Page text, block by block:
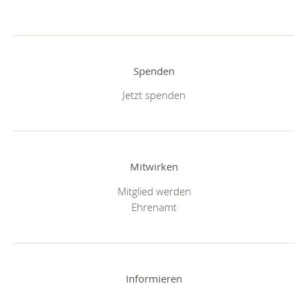
Spenden
Jetzt spenden
Mitwirken
Mitglied werden
Ehrenamt
Informieren